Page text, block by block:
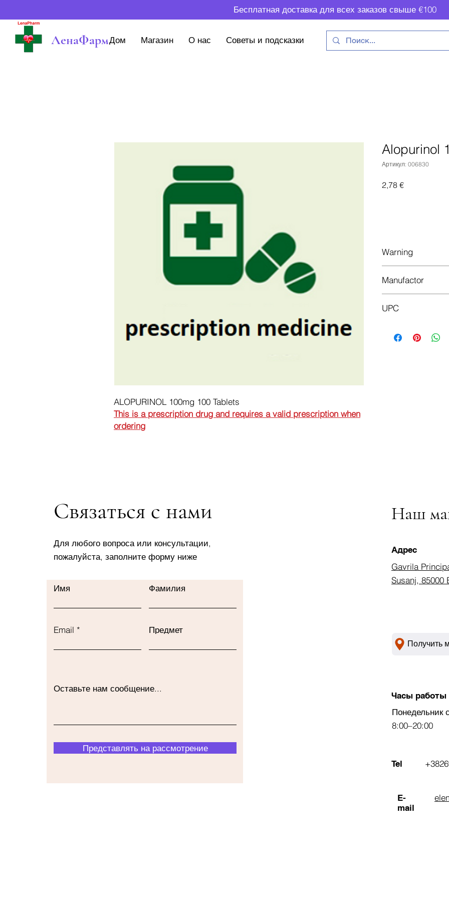
Бесплатная доставка для всех заказов свыше €100
ЛенаФармДом Магазин О нас Советы и подсказки
ALOPURINOL 100mg 100 Tablets
This is a prescription drug and requires a valid prescription when
ordering
Alopurinol
Артикул: 006830
2,78 €Цена
Warning
prescription when
Manufactor
UPC
Связаться с нами
Для любого вопроса или консультации,
пожалуйста, заполните форму ниже
Имя Фамилия
Email Предмет
Оставьте нам сообщение...
Представлять на рассмотрение
Наш
Адрес
Gavrila
Susanj, 85000
Получить
Часы работы
Понедельник
8:00–20:00
Tel
E-
mail